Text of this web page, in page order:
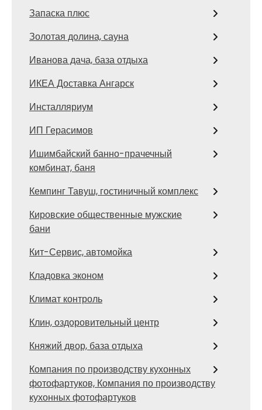
Запаска плюс
Золотая долина, сауна
Иванова дача, база отдыха
ИКЕА Доставка Ангарск
Инсталляриум
ИП Герасимов
Ишимбайский банно-прачечный
комбинат, баня
Кемпинг Тавуш, гостиничный комплекс
Кировские общественные мужские
бани
Кит-Сервис, автомойка
Кладовка эконом
Климат контроль
Клин, оздоровительный центр
Княжий двор, база отдыха
Компания по производству кухонных
фотофартуков, Компания по производству
кухонных фотофартуков